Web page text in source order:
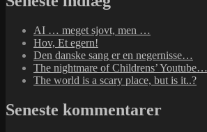
AI … meget sjovt, men …
Hov, Et egern!
Den danske sang er en negernisse…
The nightmare of Childrens’ Youtube…
The world is a scary place, but is it..?
Seneste kommentarer